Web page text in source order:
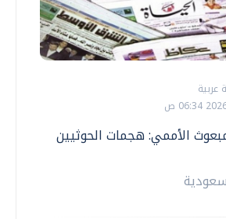
عربية
الأممي: هجمات الحوثيين